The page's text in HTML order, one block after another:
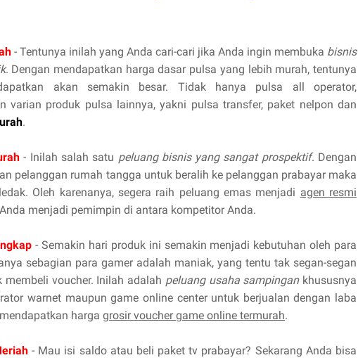
- Tentunya inilah yang Anda cari-cari jika Anda ingin membuka bisnis
. Dengan mendapatkan harga dasar pulsa yang lebih murah, tentunya
akan semakin besar. Tidak hanya pulsa all operator,
varian produk pulsa lainnya, yakni pulsa transfer, paket nelpon dan
.
- Inilah salah satu peluang bisnis yang sangat prospektif. Dengan
pelanggan rumah tangga untuk beralih ke pelanggan prabayar maka
Oleh karenanya, segera raih peluang emas menjadi agen resmi
menjadi pemimpin di antara kompetitor Anda.
- Semakin hari produk ini semakin menjadi kebutuhan oleh para
sebagian para gamer adalah maniak, yang tentu tak segan-segan
voucher. Inilah adalah peluang usaha sampingankhususnya
warnet maupun game online center untuk berjualan dengan laba
harga grosir voucher game online termurah.
- Mau isi saldo atau beli paket tv prabayar? Sekarang Anda bisa